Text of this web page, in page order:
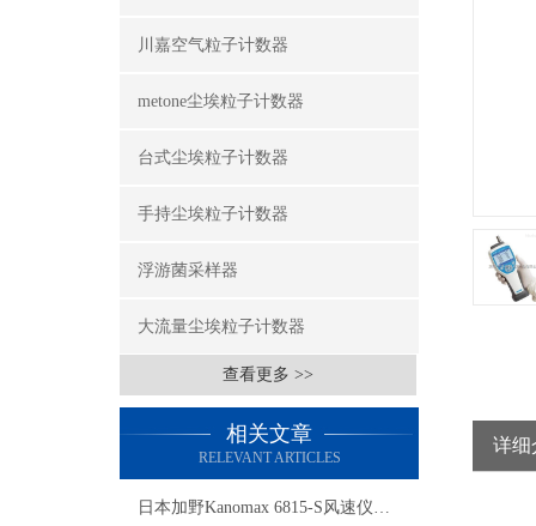
川嘉空气粒子计数器
metone尘埃粒子计数器
台式尘埃粒子计数器
手持尘埃粒子计数器
浮游菌采样器
大流量尘埃粒子计数器
查看更多 >>
相关文章
RELEVANT ARTICLES
日本加野Kanomax 6815-S风速仪风速、温湿度、风量任选测试
详细